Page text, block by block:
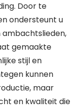
Door te
ondersteunt u
ambachtslieden,
gemaakte
stijl en
kunnen
maar
en kwaliteit die